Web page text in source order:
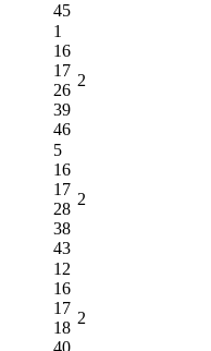
45
1
16
17
26
39
46
2
5
16
17
28
38
43
2
12
16
17
18
40
2